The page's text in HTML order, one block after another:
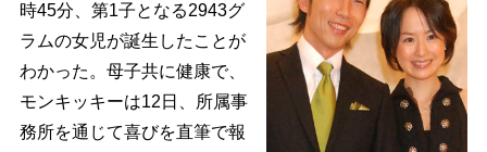
時45分、第1子となる2943グ
ラムの女児が誕生したことが
わかった。母子共に健康で、
モンキッキーは12日、所属事
務所を通じて喜びを直筆で報